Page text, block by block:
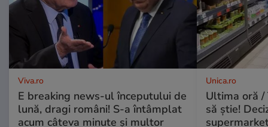
Viva.ro
E breaking news-ul începutului de
lună, dragi români! S-a întâmplat
acum câteva minute și multor
Unica.ro
Ultima oră /
să știe!